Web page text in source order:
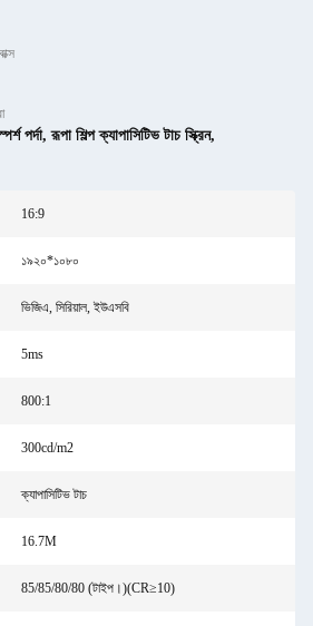
পর্দা,রূপা শিল্প ক্যাপাসিটিভ টাচ স্ক্রিন,
16:9
১৯২০*১০৮০
ভিজিএ, সিরিয়াল, ইউএসবি
5ms
800:1
300cd/m2
ক্যাপাসিটিভ টাচ
16.7M
85/85/80/80 (টাইপ।)(CR≥10)